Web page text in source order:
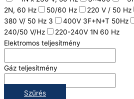
2N, 60 Hz
50/60 Hz 220 V / 50 Hz
380 V/ 50 Hz 3
400V 3F+N+T 50Hz
240/50 V/Hz
220-240V 1N 60 Hz
Elektromos teljesítmény
Gáz teljesítmény
Szűrés